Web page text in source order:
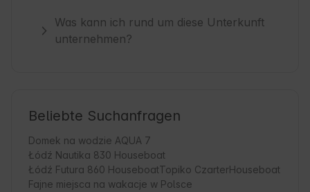
Was kann ich rund um diese Unterkunft
unternehmen?
Beliebte Suchanfragen
Domek na wodzie AQUA 7
Łódź Nautika 830 Houseboat
Łódź Futura 860 HouseboatTopiko CzarterHouseboat
Fajne miejsca na wakacje w Polsce